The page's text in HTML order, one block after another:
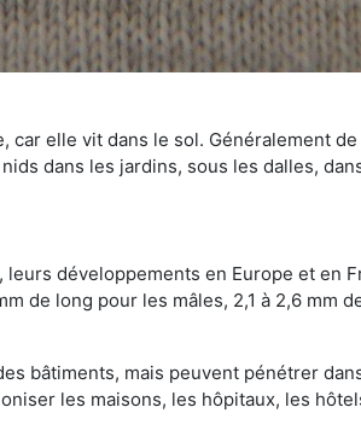
elle vit dans le sol. Généralement
dans les jardins, sous les dalles,
développements en Europe et en
de long pour les mâles, 2,1 à 2,6 mm
bâtiments, mais peuvent pénétrer
les maisons, les hôpitaux, les